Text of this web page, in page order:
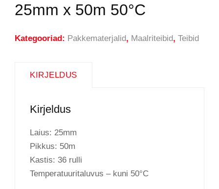
25mm x 50m 50°C
Kategooriad: Pakkematerjalid, Maalriteibid, Teibid
KIRJELDUS
Kirjeldus
Laius: 25mm
Pikkus: 50m
Kastis: 36 rulli
Temperatuuritaluvus – kuni 50°C